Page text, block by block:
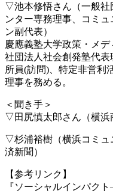
▽池本修悟さん（一般社
ンター専務理事、コミ
ン副代表）
慶應義塾大学政策・メ
社団法人社会創発塾代
所員(訪問)、特定非営利
理事を務める。
＜聞き手＞
▽田尻慎太郎さん（横浜
▽杉浦裕樹（横浜コミュ
済新聞）
【参考リンク】
『ソーシャルインパク